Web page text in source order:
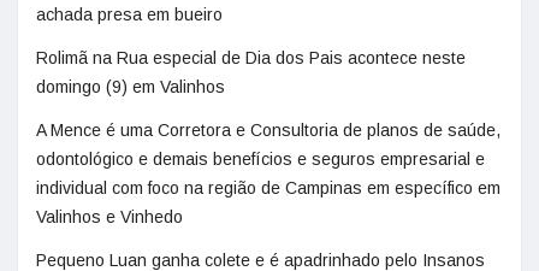
achada presa em bueiro
Rolimã na Rua especial de Dia dos Pais acontece neste
domingo (9) em Valinhos
A Mence é uma Corretora e Consultoria de planos de saúde,
odontológico e demais benefícios e seguros empresarial e
individual com foco na região de Campinas em específico em
Valinhos e Vinhedo
Pequeno Luan ganha colete e é apadrinhado pelo Insanos